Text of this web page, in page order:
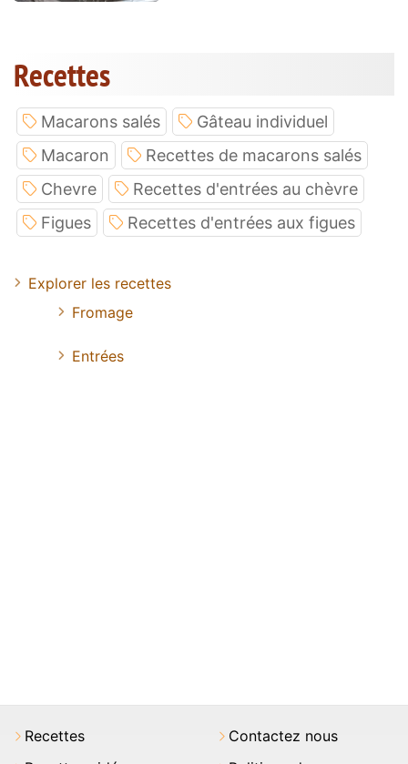
Recettes
Macarons salés
Gâteau individuel
Macaron
Recettes de macarons salés
Chevre
Recettes d'entrées au chèvre
Figues
Recettes d'entrées aux figues
Explorer les recettes
Fromage
Entrées
Recettes
Contactez nous